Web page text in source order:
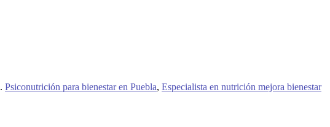
. Psiconutrición para bienestar en Puebla, Especialista en nutrición mejora bienestar